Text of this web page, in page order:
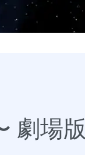
劇場版